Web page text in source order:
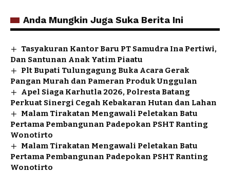
Anda Mungkin Juga Suka Berita Ini
Tasyakuran Kantor Baru PT Samudra Ina Pertiwi,
Dan Santunan Anak Yatim Piaatu
Plt Bupati Tulungagung Buka Acara Gerak
Pangan Murah dan Pameran Produk Unggulan
Apel Siaga Karhutla 2026, Polresta Batang
Perkuat Sinergi Cegah Kebakaran Hutan dan Lahan
Malam Tirakatan Mengawali Peletakan Batu
Pertama Pembangunan Padepokan PSHT Ranting
Wonotirto
Malam Tirakatan Mengawali Peletakan Batu
Pertama Pembangunan Padepokan PSHT Ranting
Wonotirto